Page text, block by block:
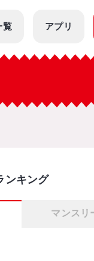
覧 アプリ
ンキング
マンスリ